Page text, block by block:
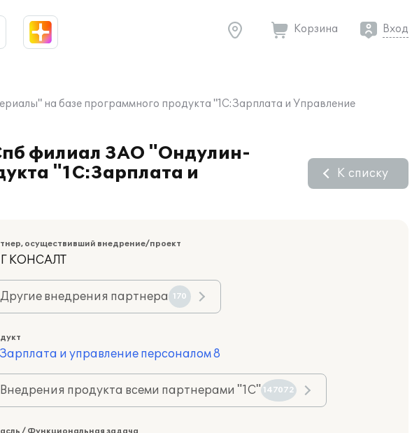
Корзина Вход
на базе программного продукта "1С:Зарплата и Управление
филиал ЗАО "Ондулин-
"1С:Зарплата и
К списку
осуществивший внедрение/проект
КОНСАЛТ
Другие внедрения партнера 170
и управление персоналом 8
Внедрения продукта всеми партнерами "1С" 147072